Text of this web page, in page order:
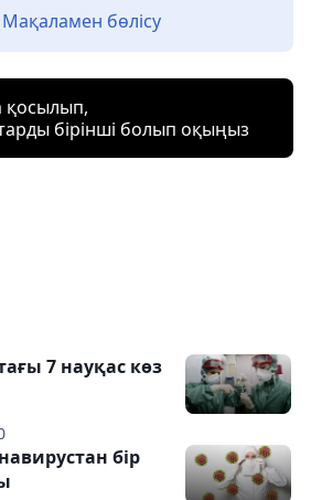
Мақаламен бөлісу
қосылып,
бірінші болып оқыңыз
7 науқас көз
бір